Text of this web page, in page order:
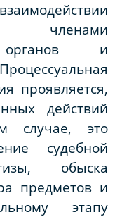
членами
органов и
проявляется,
действий
случае, это
судебной
обыска
предметов и
этапу